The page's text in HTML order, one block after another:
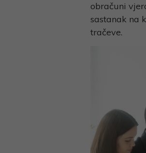
obračuni
sastanak na
tračeve.